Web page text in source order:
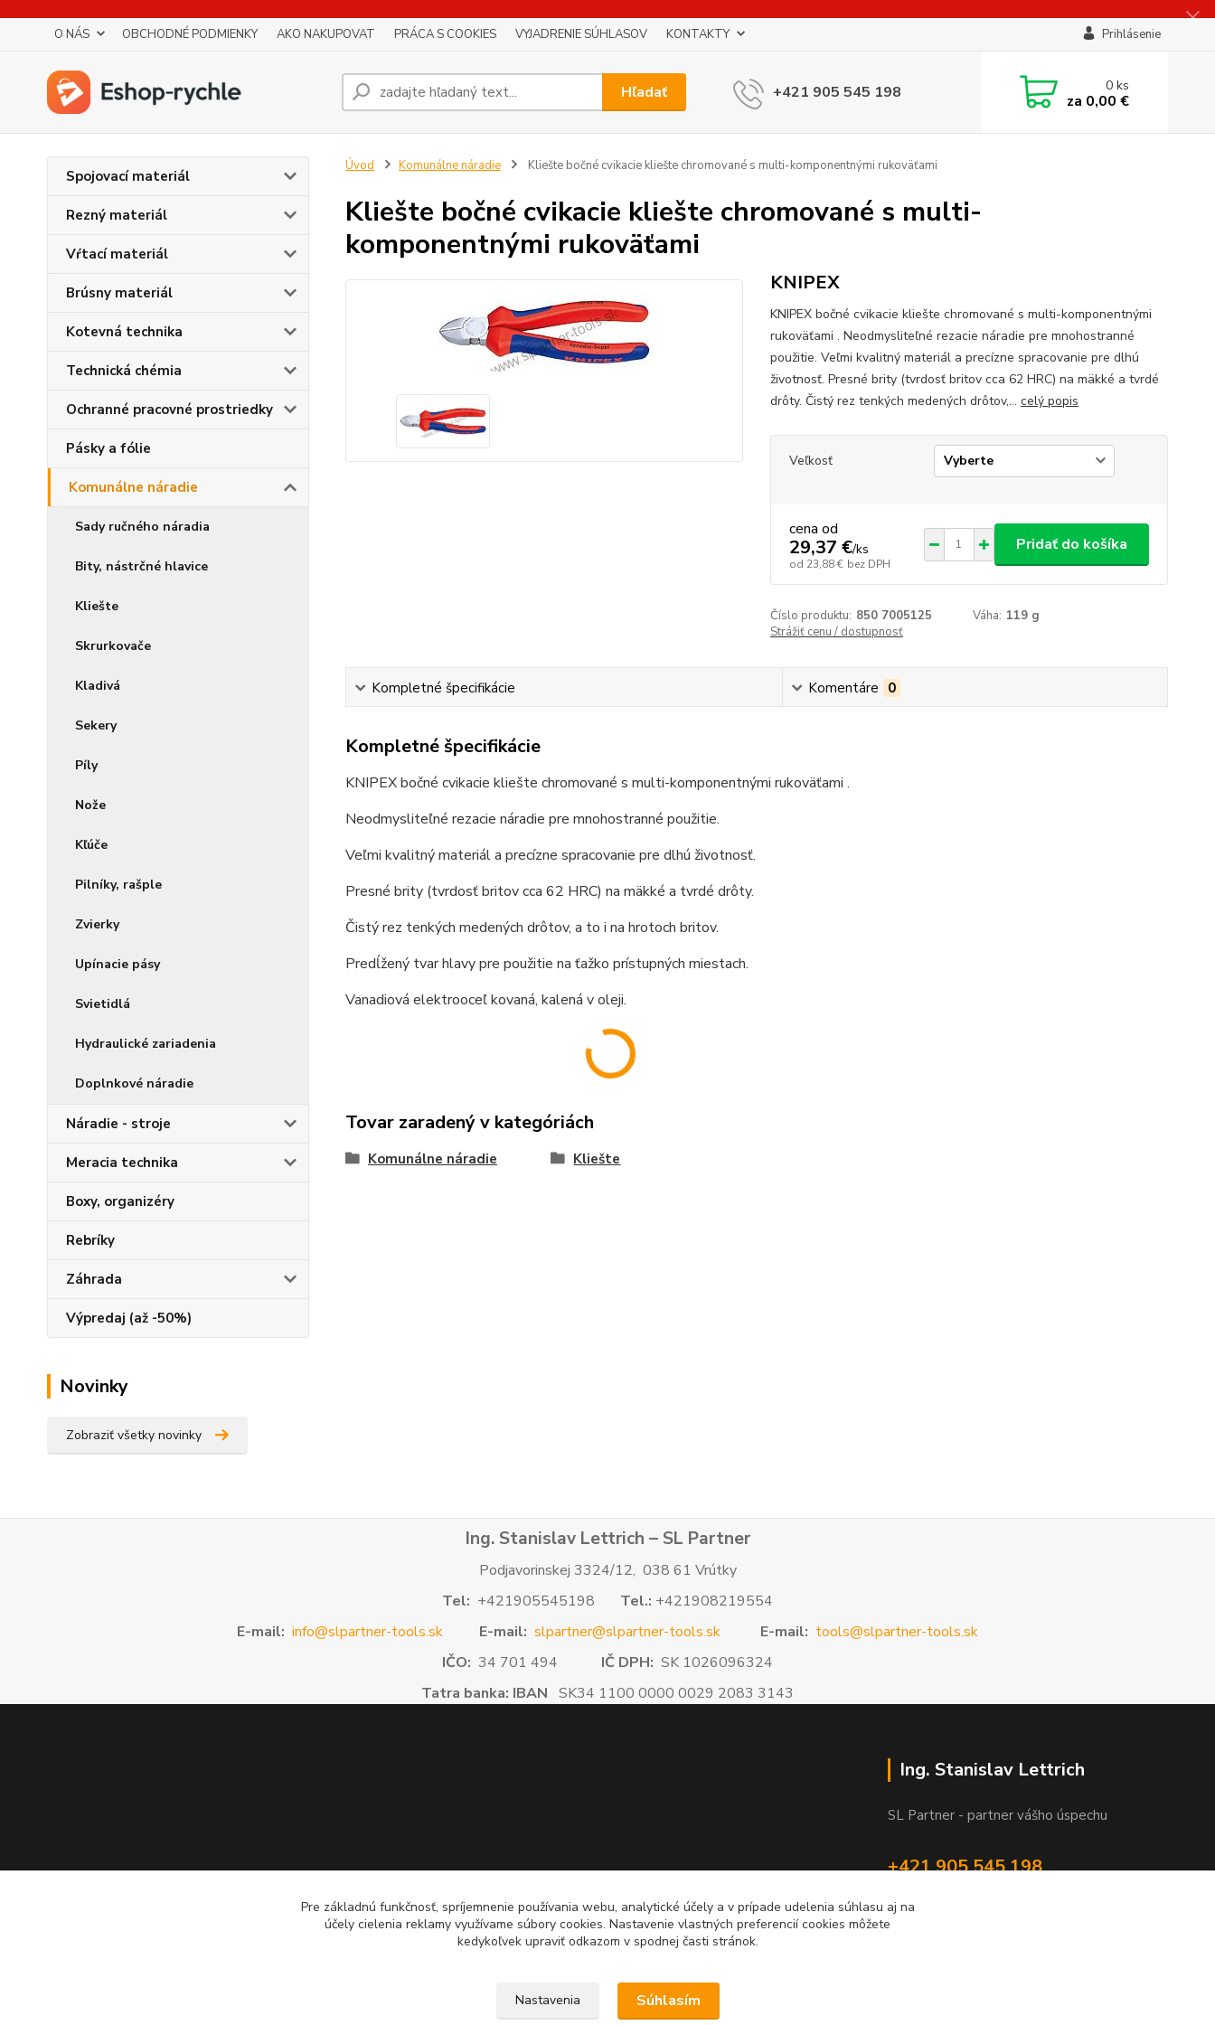
O NÁS OBCHODNÉ PODMIENKY AKO NAKUPOVAT PRÁCA S COOKIES VYJADRENIE SÚHLASOV KONTAKTY Prihlásenie
Hľadať +421 905 545 198 0ks
za 0,00 €
Spojovací materiál
Rezný materiál
Vŕtací materiál
Brúsny materiál
Kotevná technika
Technická chémia
Ochranné pracovné prostriedky
Pásky a fólie
Komunálne náradie
Sady ručného náradia
Bity, nástrčné hlavice
Kliešte
Skrurkovače
Kladivá
Sekery
Píly
Nože
Kľúče
Pilníky, rašple
Zvierky
Upínacie pásy
Svietidlá
Hydraulické zariadenia
Doplnkové náradie
Náradie - stroje
Meracia technika
Boxy, organizéry
Rebríky
Záhrada
Výpredaj (až -50%)
Novinky
Zobraziť všetky novinky
Úvod Komunálne náradie Kliešte bočné cvikacie kliešte chromované s multi-komponentnými rukoväťami
Kliešte bočné cvikacie kliešte chromované s multi-
komponentnými rukoväťami
KNIPEX
KNIPEX bočné cvikacie kliešte chromované s multi-komponentnými
rukoväťami . Neodmysliteľné rezacie náradie pre mnohostranné
použitie. Veľmi kvalitný materiál a precízne spracovanie pre dlhú
životnosť. Presné brity (tvrdosť britov cca 62 HRC) na mäkké a tvrdé
drôty. Čistý rez tenkých medených drôtov,... celý popis
Veľkosť
cena od
29,37 €/ks
od 23,88 € bez DPH
Pridať do košíka
Číslo produktu: 850 7005125 Váha: 119 g
Strážiť cenu / dostupnosť
Kompletné špecifikácie Komentáre 0
Kompletné špecifikácie
KNIPEX bočné cvikacie kliešte chromované s multi-komponentnými rukoväťami .
Neodmysliteľné rezacie náradie pre mnohostranné použitie.
Veľmi kvalitný materiál a precízne spracovanie pre dlhú životnosť.
Presné brity (tvrdosť britov cca 62 HRC) na mäkké a tvrdé drôty.
Čistý rez tenkých medených drôtov, a to i na hrotoch britov.
Predĺžený tvar hlavy pre použitie na ťažko prístupných miestach.
Vanadiová elektrooceľ kovaná, kalená v oleji.
Tovar zaradený v kategóriách
Komunálne náradie Kliešte
Ing. Stanislav Lettrich – SL Partner
Podjavorinskej 3324/12, 038 61 Vrútky
Tel: +421905545198 Tel.: +421908219554
E-mail: info@slpartner-tools.sk E-mail: slpartner@slpartner-tools.sk E-mail: tools@slpartner-tools.sk
IČO: 34 701 494 IČ DPH: SK 1026096324
Tatra banka: IBAN SK34 1100 0000 0029 2083 3143
Ing. Stanislav Lettrich
SL Partner - partner vášho úspechu
+421 905 545 198
Pre základnú funkčnosť, spríjemnenie používania webu, analytické účely a v prípade udelenia súhlasu aj na
účely cielenia reklamy využívame súbory cookies. Nastavenie vlastných preferencií cookies môžete
kedykoľvek upraviť odkazom v spodnej časti stránok.
Nastavenia Súhlasím